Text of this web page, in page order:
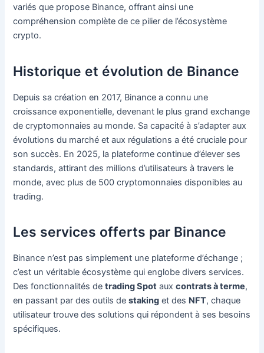
variés que propose Binance, offrant ainsi une
compréhension complète de ce pilier de l’écosystème
crypto.
Historique et évolution de Binance
Depuis sa création en 2017, Binance a connu une
croissance exponentielle, devenant le plus grand exchange
de cryptomonnaies au monde. Sa capacité à s’adapter aux
évolutions du marché et aux régulations a été cruciale pour
son succès. En 2025, la plateforme continue d’élever ses
standards, attirant des millions d’utilisateurs à travers le
monde, avec plus de 500 cryptomonnaies disponibles au
trading.
Les services offerts par Binance
Binance n’est pas simplement une plateforme d’échange ;
c’est un véritable écosystème qui englobe divers services.
Des fonctionnalités detrading Spot auxcontrats à terme,
en passant par des outils destaking et des NFT, chaque
utilisateur trouve des solutions qui répondent à ses besoins
spécifiques.